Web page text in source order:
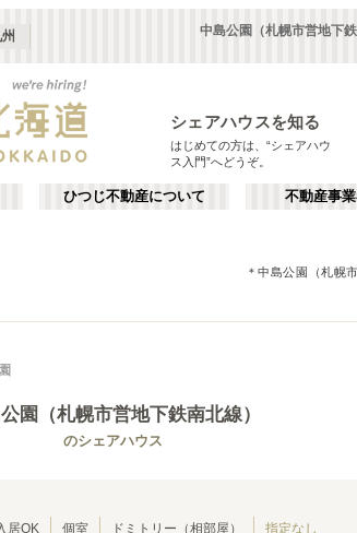
中島公園（札幌市営地下
シェアハウスを知る
はじめての方は、“シェアハウ
ス入門”へどうぞ。
ひつじ不動産について 不動産事
＊中島公園（札幌
11) 札幌市営地下鉄東豊線
ぱ行
わ行
園（札幌市営地下鉄南北線）
のシェアハウス
居OK 個室 ドミトリー（相部屋） 指定なし